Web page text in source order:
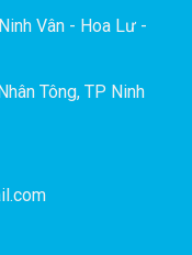
Vân - Hoa Lư -
Tông, TP Ninh